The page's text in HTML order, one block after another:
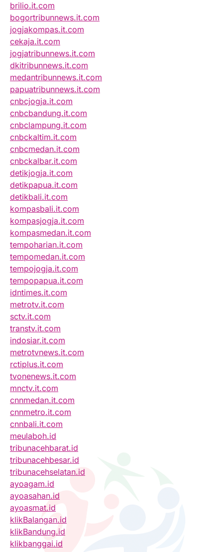
brilio.it.com
bogortribunnews.it.com
jogjakompas.it.com
cekaja.it.com
jogjatribunnews.it.com
dkitribunnews.it.com
medantribunnews.it.com
papuatribunnews.it.com
cnbcjogja.it.com
cnbcbandung.it.com
cnbclampung.it.com
cnbckaltim.it.com
cnbcmedan.it.com
cnbckalbar.it.com
detikjogja.it.com
detikpapua.it.com
detikbali.it.com
kompasbali.it.com
kompasjogja.it.com
kompasmedan.it.com
tempoharian.it.com
tempomedan.it.com
tempojogja.it.com
tempopapua.it.com
idntimes.it.com
metrotv.it.com
sctv.it.com
transtv.it.com
indosiar.it.com
metrotvnews.it.com
rctiplus.it.com
tvonenews.it.com
mnctv.it.com
cnnmedan.it.com
cnnmetro.it.com
cnnbali.it.com
meulaboh.id
tribunacehbarat.id
tribunacehbesar.id
tribunacehselatan.id
ayoagam.id
ayoasahan.id
ayoasmat.id
klikBalangan.id
klikBandung.id
klikbanggai.id